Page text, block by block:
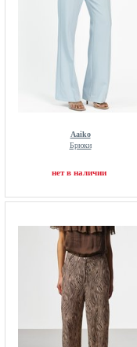
Aaiko
Брюки
нет в наличии